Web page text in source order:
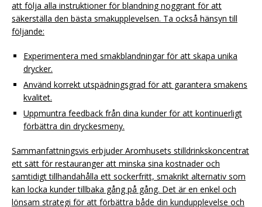
att följa alla instruktioner för blandning noggrant för att
säkerställa den bästa smakupplevelsen. Ta också hänsyn till
följande:
Experimentera med smakblandningar för att skapa unika
drycker.
Använd korrekt utspädningsgrad för att garantera smakens
kvalitet.
Uppmuntra feedback från dina kunder för att kontinuerligt
förbättra din dryckesmeny.
Sammanfattningsvis erbjuder Aromhusets stilldrinkskoncentrat
ett sätt för restauranger att minska sina kostnader och
samtidigt tillhandahålla ett sockerfritt, smakrikt alternativ som
kan locka kunder tillbaka gång på gång. Det är en enkel och
lönsam strategi för att förbättra både din kundupplevelse och